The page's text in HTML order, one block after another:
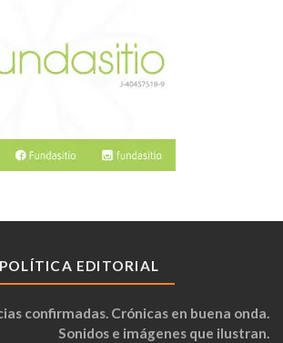
POLÍTICA EDITORIAL
confirmadas. Crónicas en buena onda.
Sonidos e imágenes que ilustran.